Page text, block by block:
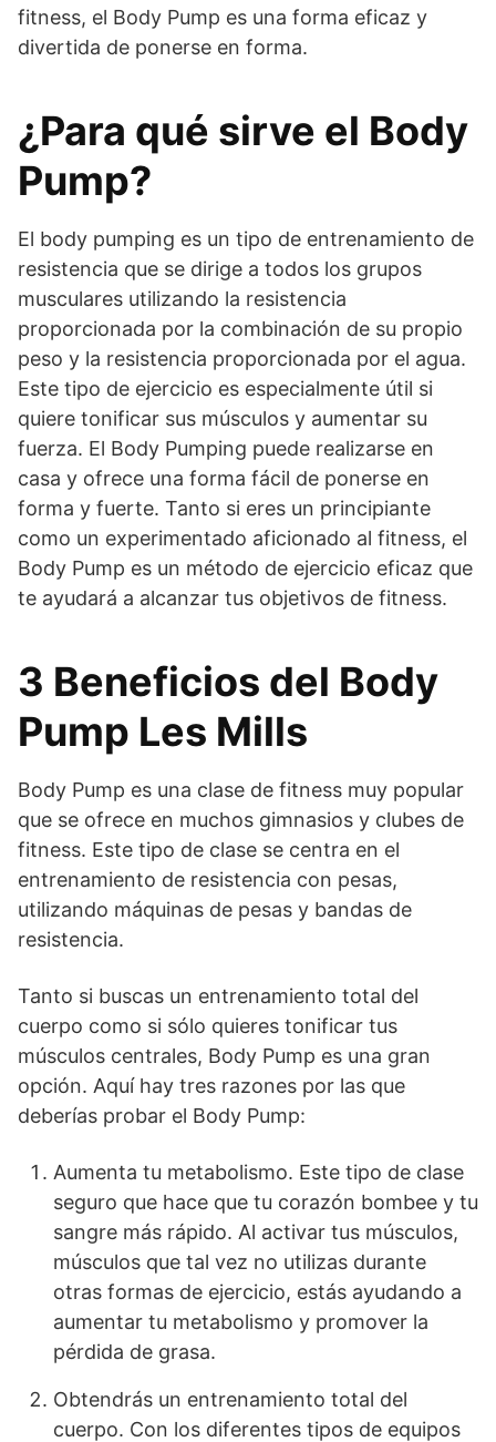
fitness, el Body Pump es una forma eficaz y
divertida de ponerse en forma.
¿Para qué sirve el Body
Pump?
El body pumping es un tipo de entrenamiento de
resistencia que se dirige a todos los grupos
musculares utilizando la resistencia
proporcionada por la combinación de su propio
peso y la resistencia proporcionada por el agua.
Este tipo de ejercicio es especialmente útil si
quiere tonificar sus músculos y aumentar su
fuerza. El Body Pumping puede realizarse en
casa y ofrece una forma fácil de ponerse en
forma y fuerte. Tanto si eres un principiante
como un experimentado aficionado al fitness, el
Body Pump es un método de ejercicio eficaz que
te ayudará a alcanzar tus objetivos de fitness.
3 Beneficios del Body
Pump Les Mills
Body Pump es una clase de fitness muy popular
que se ofrece en muchos gimnasios y clubes de
fitness. Este tipo de clase se centra en el
entrenamiento de resistencia con pesas,
utilizando máquinas de pesas y bandas de
resistencia.
Tanto si buscas un entrenamiento total del
cuerpo como si sólo quieres tonificar tus
músculos centrales, Body Pump es una gran
opción. Aquí hay tres razones por las que
deberías probar el Body Pump:
Aumenta tu metabolismo. Este tipo de clase
seguro que hace que tu corazón bombee y tu
sangre más rápido. Al activar tus músculos,
músculos que tal vez no utilizas durante
otras formas de ejercicio, estás ayudando a
aumentar tu metabolismo y promover la
pérdida de grasa.
Obtendrás un entrenamiento total del
cuerpo. Con los diferentes tipos de equipos